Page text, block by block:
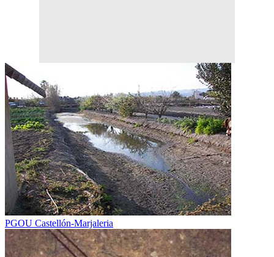
PGOU Castellón-Marjaleria